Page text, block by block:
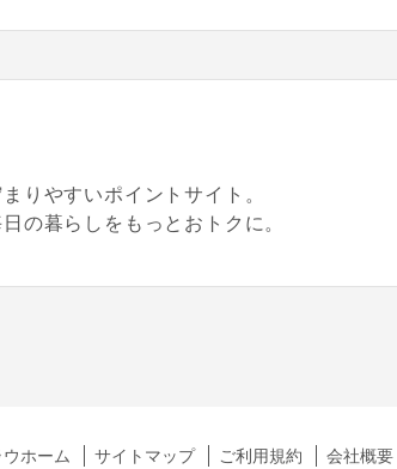
りやすいポイントサイト。
の暮らしをもっとおトクに。
ウホーム サイトマップ ご利用規約 会社概要